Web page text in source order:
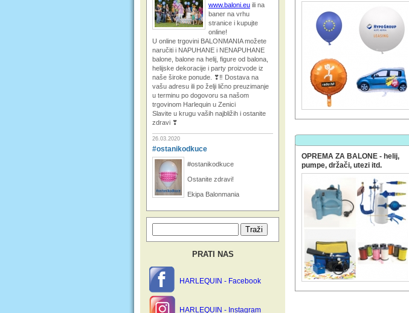
www.baloni.eu ili na
baner na vrhu
stranice i kupujte
online!
U online trgovini BALONMANIA možete
naručiti i NAPUHANE i NENAPUHANE
balone, balone na helij, figure od balona,
helijske dekoracije i party proizvode iz
naše široke ponude. ❣‼ Dostava na
vašu adresu ili po želji lično preuzimanje
u terminu po dogovoru sa našom
trgovinom Harlequin u Zenici
Slavite u krugu vaših najbližih i ostanite
zdravi ❣
26.03.2020
#ostanikodkuce
#ostanikodkuce
Ostanite zdravi!
Ekipa Balonmania
PRATI NAS
HARLEQUIN - Facebook
HARLEQUIN - Instagram
OPREMA ZA BALONE - helij,
pumpe, držači, utezi itd.